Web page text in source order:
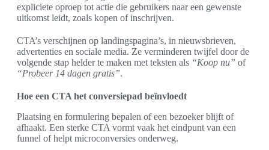
expliciete oproep tot actie die gebruikers naar een gewenste
uitkomst leidt, zoals kopen of inschrijven.
CTA’s verschijnen op landingspagina’s, in nieuwsbrieven,
advertenties en sociale media. Ze verminderen twijfel door de
volgende stap helder te maken met teksten als “Koop nu” of
“Probeer 14 dagen gratis”.
Hoe een CTA het conversiepad beïnvloedt
Plaatsing en formulering bepalen of een bezoeker blijft of
afhaakt. Een sterke CTA vormt vaak het eindpunt van een
funnel of helpt microconversies onderweg.